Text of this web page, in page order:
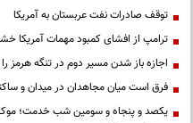
توقف صادرات نفت عربستان به آمریکا
ترامپ از افشای کمبود مهمات آمریکا
اجازه باز شدن مسیر دوم در تنگه هرمز
فرق است میان مجاهدان در میدان و
یکصد و پنجاه و سومین شب خدمت؛